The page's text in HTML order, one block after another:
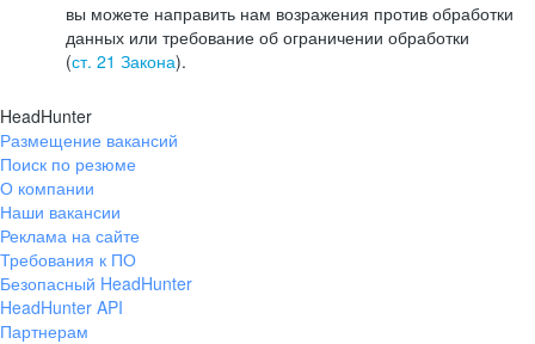
вы можете направить нам возражения против обработки
данных или требование об ограничении обработки
(ст. 21 Закона).
HeadHunter
Размещение вакансий
Поиск по резюме
О компании
Наши вакансии
Реклама на сайте
Требования к ПО
Безопасный HeadHunter
HeadHunter API
Партнерам